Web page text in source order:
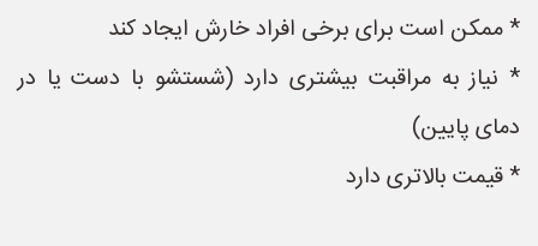
* ممکن است برای برخی افراد خارش ایجاد کند
* نیاز به مراقبت بیشتری دارد (شستشو با دست یا در
دمای پایین)
* قیمت بالاتری دارد